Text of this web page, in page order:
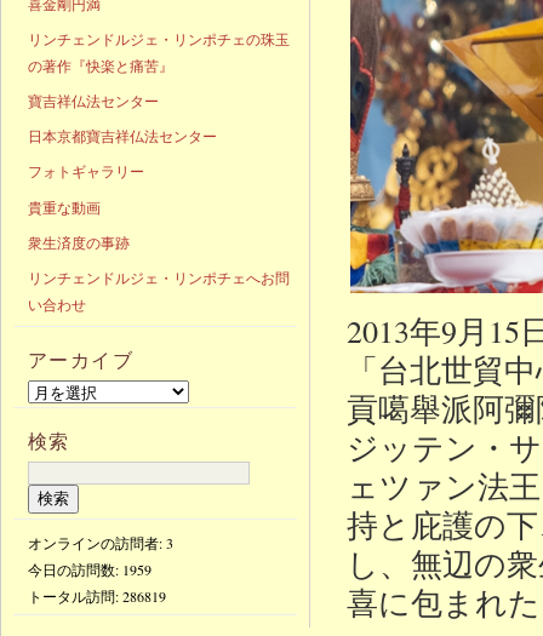
2013年9月
「台北世貿
貢噶舉派阿
ジッテン・
ェツァン法
持と庇護の
し、無辺の
喜に包まれ
リンチェンドルジェ・リンポチェの珠玉
の著作『快楽と痛苦』
寶吉祥仏法センター
日本京都寶吉祥仏法センター
フォトギャラリー
貴重な動画
衆生済度の事跡
リンチェンドルジェ・リンポチェへお問
い合わせ
アーカイブ
検索
オンラインの訪問者: 3
今日の訪問数: 1959
トータル訪問:286819